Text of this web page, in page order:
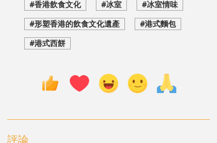
#香港飲食文化
#冰室
#冰室情味
#形塑香港的飲食文化遺產
#港式麵包
#港式西餅
評論